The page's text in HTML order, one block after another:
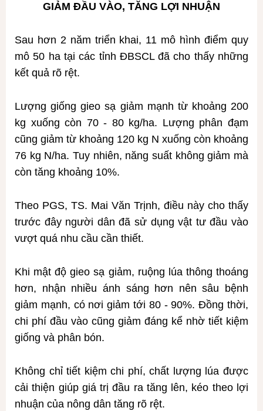
GIẢM ĐẦU VÀO, TĂNG LỢI NHUẬN
Sau hơn 2 năm triển khai, 11 mô hình điểm quy
mô 50 ha tại các tỉnh ĐBSCL đã cho thấy những
kết quả rõ rệt.
Lượng giống gieo sạ giảm mạnh từ khoảng 200
kg xuống còn 70 - 80 kg/ha. Lượng phân đạm
cũng giảm từ khoảng 120 kg N xuống còn khoảng
76 kg N/ha. Tuy nhiên, năng suất không giảm mà
còn tăng khoảng 10%.
Theo PGS, TS. Mai Văn Trịnh, điều này cho thấy
trước đây người dân đã sử dụng vật tư đầu vào
vượt quá nhu cầu cần thiết.
Khi mật độ gieo sạ giảm, ruộng lúa thông thoáng
hơn, nhận nhiều ánh sáng hơn nên sâu bệnh
giảm mạnh, có nơi giảm tới 80 - 90%. Đồng thời,
chi phí đầu vào cũng giảm đáng kể nhờ tiết kiệm
giống và phân bón.
Không chỉ tiết kiệm chi phí, chất lượng lúa được
cải thiện giúp giá trị đầu ra tăng lên, kéo theo lợi
nhuận của nông dân tăng rõ rệt.